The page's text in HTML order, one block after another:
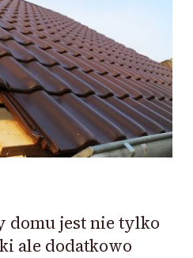
domu jest nie tylko
ale dodatkowo